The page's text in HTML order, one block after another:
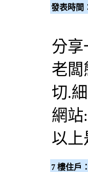
發表時間
分享
老闆
切.
網站:
以上
7 樓住戶：